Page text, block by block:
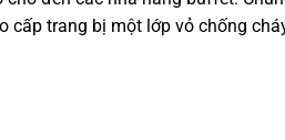
trang bị một lớp vỏ chống